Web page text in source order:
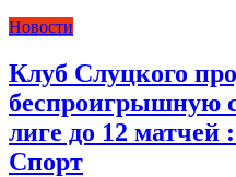
Новости
Клуб Слуцкого
беспроигрышную
лиге до 12
Спорт